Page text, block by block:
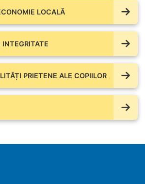
LOCALĂ
PRIETENE ALE COPIILOR